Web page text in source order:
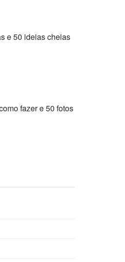
e 50 ideias cheias
fazer e 50 fotos